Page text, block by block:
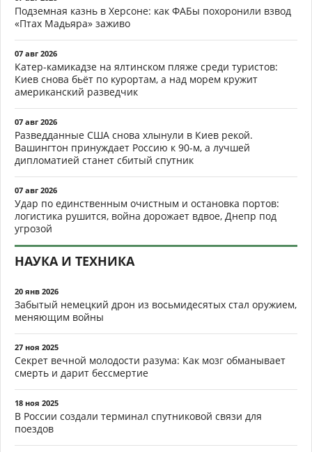
Подземная казнь в Херсоне: как ФАБы похоронили взвод
«Птах Мадьяра» заживо
07 авг 2026
Катер-камикадзе на ялтинском пляже среди туристов:
Киев снова бьёт по курортам, а над морем кружит
американский разведчик
07 авг 2026
Разведданные США снова хлынули в Киев рекой.
Вашингтон принуждает Россию к 90-м, а лучшей
дипломатией станет сбитый спутник
07 авг 2026
Удар по единственным очистным и остановка портов:
логистика рушится, война дорожает вдвое, Днепр под
угрозой
НАУКА И ТЕХНИКА
20 янв 2026
Забытый немецкий дрон из восьмидесятых стал оружием,
меняющим войны
27 ноя 2025
Секрет вечной молодости разума: Как мозг обманывает
смерть и дарит бессмертие
18 ноя 2025
В России создали терминал спутниковой связи для
поездов